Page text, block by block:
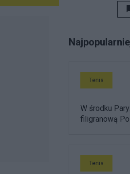
Tenis
W środku
filigranową
Tenis